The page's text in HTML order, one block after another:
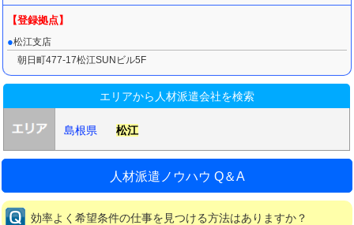
松江支店
朝日町477-17松江SUNビル5F
エリアから人材派遣会社を検索
島根県 松江
人材派遣ノウハウ Q＆A
効率よく希望条件の仕事を見つける方法はありますか？